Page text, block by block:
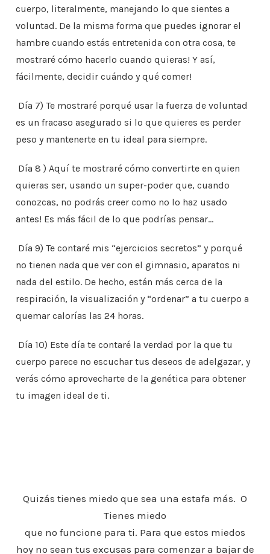
cuerpo, literalmente, manejando lo que sientes a
voluntad. De la misma forma que puedes ignorar el
hambre cuando estás entretenida con otra cosa, te
mostraré cómo hacerlo cuando quieras! Y así,
fácilmente, decidir cuándo y qué comer!
Día 7) Te mostraré porqué usar la fuerza de voluntad
es un fracaso asegurado si lo que quieres es perder
peso y mantenerte en tu ideal para siempre.
Día 8 ) Aquí te mostraré cómo convertirte en quien
quieras ser, usando un super-poder que, cuando
conozcas, no podrás creer como no lo haz usado
antes! Es más fácil de lo que podrías pensar…
Día 9) Te contaré mis “ejercicios secretos” y porqué
no tienen nada que ver con el gimnasio, aparatos ni
nada del estilo. De hecho, están más cerca de la
respiración, la visualización y “ordenar” a tu cuerpo a
quemar calorías las 24 horas.
Día 10) Este día te contaré la verdad por la que tu
cuerpo parece no escuchar tus deseos de adelgazar, y
verás cómo aprovecharte de la genética para obtener
tu imagen ideal de ti.
Quizás tienes miedo que sea una estafa más. O
Tienes miedo
que no funcione para ti. Para que estos miedos
hoy no sean tus excusas para comenzar a bajar de